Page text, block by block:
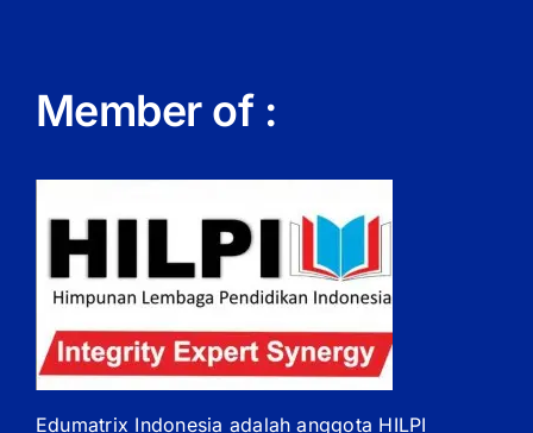
Member of :
Edumatrix Indonesia adalah anggota HILPI